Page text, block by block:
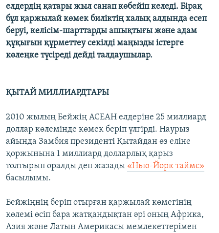
елдердің қатары жыл санап көбейіп келеді. Бірақ
бұл қаржылай көмек биліктің халық алдында есеп
беруі, келісім-шарттарды ашықтығы және адам
құқығын құрметтеу секілді маңызды істерге
көлеңке түсіреді дейді талдаушылар.
ҚЫТАЙ МИЛЛИАРДТАРЫ
2010 жылың Бейжің АСЕАН елдеріне 25 миллиард
доллар көлемінде көмек беріп үлгірді. Наурыз
айында Замбия президенті Қытайдан өз еліне
қоржынына 1 миллиард долларлық қарыз
толтырып оралды деп жазады «Нью-Йорк таймс»
басылымы.
Бейжіңнің беріп отырған қаржылай көмегінің
көлемі өсіп бара жатқандықтан әрі оның Африка,
Азия және Латын Америкасы мемлекеттерімен